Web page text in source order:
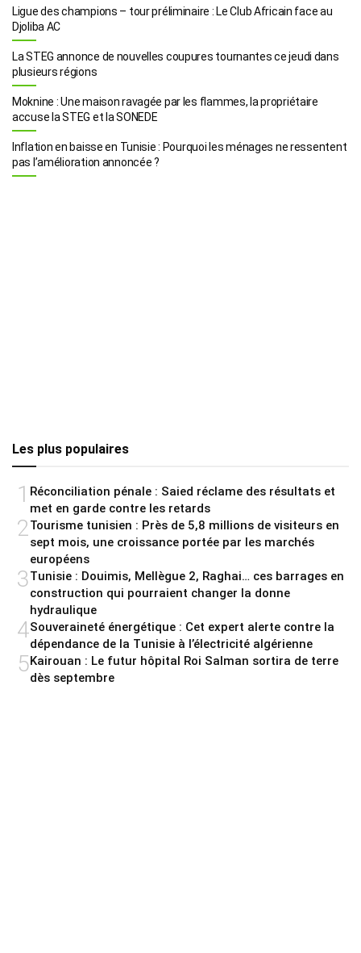
Ligue des champions – tour préliminaire : Le Club Africain face au
Djoliba AC
La STEG annonce de nouvelles coupures tournantes ce jeudi dans
plusieurs régions
Moknine : Une maison ravagée par les flammes, la propriétaire
accuse la STEG et la SONEDE
Inflation en baisse en Tunisie : Pourquoi les ménages ne ressentent
pas l’amélioration annoncée ?
Les plus populaires
1 Réconciliation pénale : Saied réclame des résultats et
met en garde contre les retards
2 Tourisme tunisien : Près de 5,8 millions de visiteurs en
sept mois, une croissance portée par les marchés
européens
3Tunisie : Douimis, Mellègue 2, Raghai… ces barrages en
construction qui pourraient changer la donne
hydraulique
4Souveraineté énergétique : Cet expert alerte contre la
dépendance de la Tunisie à l’électricité algérienne
5Kairouan : Le futur hôpital Roi Salman sortira de terre
dès septembre